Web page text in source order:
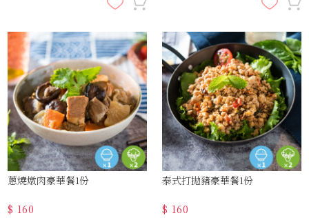
蔥燒燉肉豪華餐1份
$ 160
泰式打拋豬豪華餐1份
$ 160